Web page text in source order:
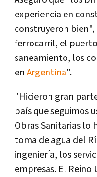
experiencia en
construyeron
ferrocarril, el
saneamiento, los
enArgentina".
"Hicieron gran
paí­s que seguimos
Obras Sanitarias lo
toma de agua del
ingenierí­a, los
empresas. El Reino